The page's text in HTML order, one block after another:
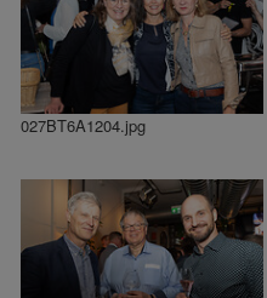
027BT6A1204.jpg